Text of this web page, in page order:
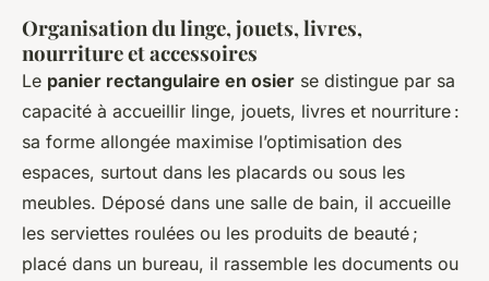
Organisation du linge, jouets, livres,
nourriture et accessoires
Le panier rectangulaire en osier se distingue par sa
capacité à accueillir linge, jouets, livres et nourriture :
sa forme allongée maximise l’optimisation des
espaces, surtout dans les placards ou sous les
meubles. Déposé dans une salle de bain, il accueille
les serviettes roulées ou les produits de beauté ;
placé dans un bureau, il rassemble les documents ou